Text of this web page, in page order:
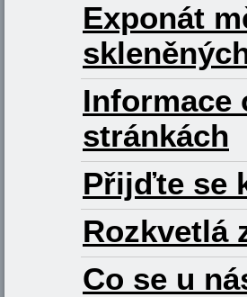
Exponát
Informace
stránkách
Přijďte se
Rozkvetlá
Co se u